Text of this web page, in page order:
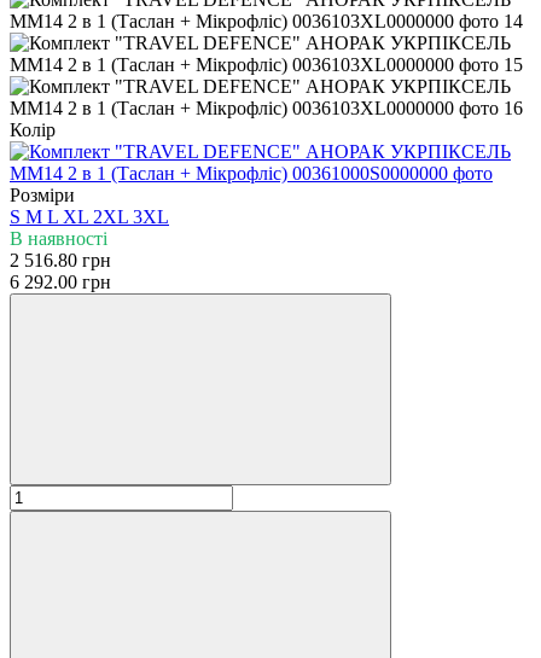
Колір
Розміри
S M L XL 2XL 3XL
В наявності
2 516.80 грн
6 292.00 грн